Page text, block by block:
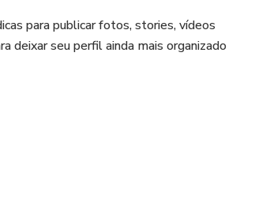
para publicar fotos, stories, vídeos
deixar seu perfil ainda mais organizado